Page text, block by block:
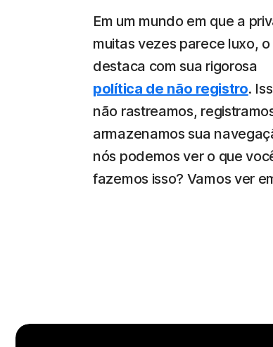
Em um mundo em que a
muitas vezes parece luxo,
destaca com sua rigorosa
política de não registro.
não rastreamos,
armazenamos sua
nós podemos ver o que
fazemos isso? Vamos ver